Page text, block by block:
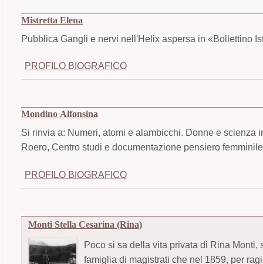
Mistretta Elena
Pubblica Gangli e nervi nell'Helix aspersa in «Bollettino
PROFILO BIOGRAFICO
Mondino Alfonsina
Si rinvia a: Numeri, atomi e alambicchi. Donne e scienza
Roero, Centro studi e documentazione pensiero
PROFILO BIOGRAFICO
Monti Stella Cesarina (Rina)
Poco si sa della vita privata di Rina Monti,
famiglia di magistrati che nel 1859, per